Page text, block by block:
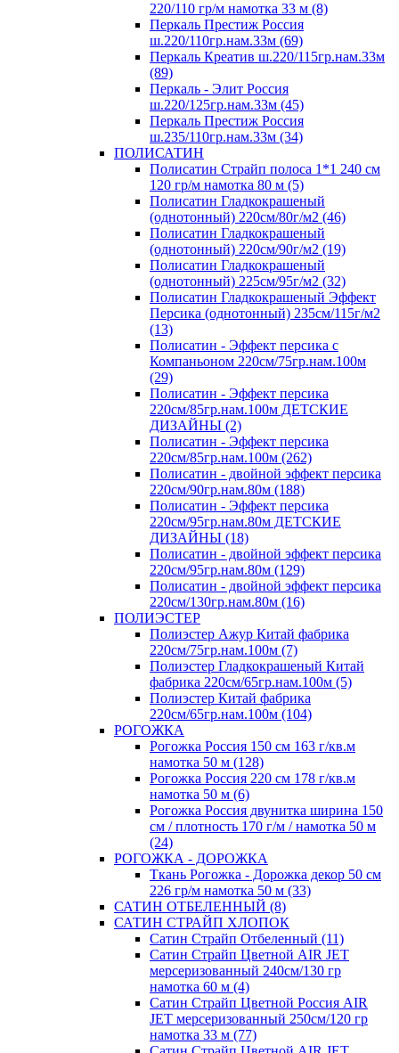
220/110 гр/м намотка 33 м (8)
Перкаль Престиж Россия
ш.220/110гр.нам.33м (69)
Перкаль Креатив ш.220/115гр.нам.33м
(89)
Перкаль - Элит Россия
ш.220/125гр.нам.33м (45)
Перкаль Престиж Россия
ш.235/110гр.нам.33м (34)
ПОЛИСАТИН
Полисатин Страйп полоса 1*1 240 см
120 гр/м намотка 80 м (5)
Полисатин Гладкокрашеный
(однотонный) 220см/80г/м2 (46)
Полисатин Гладкокрашеный
(однотонный) 220см/90г/м2 (19)
Полисатин Гладкокрашеный
(однотонный) 225см/95г/м2 (32)
Полисатин Гладкокрашеный Эффект
Персика (однотонный) 235см/115г/м2
(13)
Полисатин - Эффект персика с
Компаньоном 220см/75гр.нам.100м
(29)
Полисатин - Эффект персика
220см/85гр.нам.100м ДЕТСКИЕ
ДИЗАЙНЫ (2)
Полисатин - Эффект персика
220см/85гр.нам.100м (262)
Полисатин - двойной эффект персика
220см/90гр.нам.80м (188)
Полисатин - Эффект персика
220см/95гр.нам.80м ДЕТСКИЕ
ДИЗАЙНЫ (18)
Полисатин - двойной эффект персика
220см/95гр.нам.80м (129)
Полисатин - двойной эффект персика
220см/130гр.нам.80м (16)
ПОЛИЭСТЕР
Полиэстер Ажур Китай фабрика
220см/75гр.нам.100м (7)
Полиэстер Гладкокрашеный Китай
фабрика 220см/65гр.нам.100м (5)
Полиэстер Китай фабрика
220см/65гр.нам.100м (104)
РОГОЖКА
Рогожка Россия 150 см 163 г/кв.м
намотка 50 м (128)
Рогожка Россия 220 см 178 г/кв.м
намотка 50 м (6)
Рогожка Россия двунитка ширина 150
см / плотность 170 г/м / намотка 50 м
(24)
РОГОЖКА - ДОРОЖКА
Ткань Рогожка - Дорожка декор 50 см
226 гр/м намотка 50 м (33)
САТИН ОТБЕЛЕННЫЙ (8)
САТИН СТРАЙП ХЛОПОК
Сатин Страйп Отбеленный (11)
Сатин Страйп Цветной AIR JET
мерсеризованный 240см/130 гр
намотка 60 м (4)
Сатин Страйп Цветной Россия AIR
JET мерсеризованный 250см/120 гр
намотка 33 м (77)